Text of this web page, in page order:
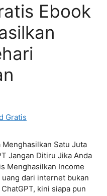
Ebook
Gratis
Satu Juta
Jangan Ditiru Jika Anda
Menghasilkan Income
dari internet bukan
kini siapa pun